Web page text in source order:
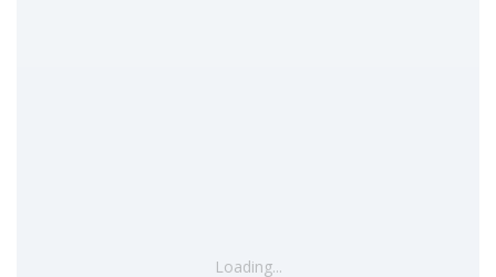
Loading...